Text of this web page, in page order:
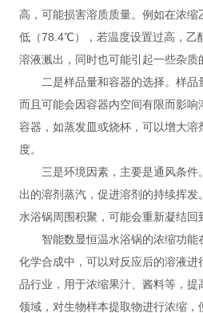
高，可能损害溶质质量。例如在浓
低（78.4℃），若温度设置过高，乙
溶液溅出，同时也可能引起一些杂质
二是样品量和容器的选择。样品
而且可能会因容器内空间有限而影响
容器，如蒸发皿或烧杯，可以增大溶
度。
三是环境因素，主要是通风条件
出的溶剂蒸汽，促进溶剂的持续挥
水浴锅周围积聚，可能会重新凝结回
智能数显恒温水浴锅的浓缩功能
化学合成中，可以对反应后的溶液
品行业，用于浓缩果汁、酱料等，
领域，对生物样本提取物进行浓缩，